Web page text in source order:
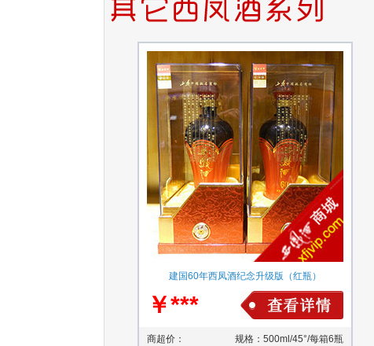
建国60年西凤酒纪念升级版（红瓶）
￥***
商超价： 规格：500ml/45°/每箱6瓶